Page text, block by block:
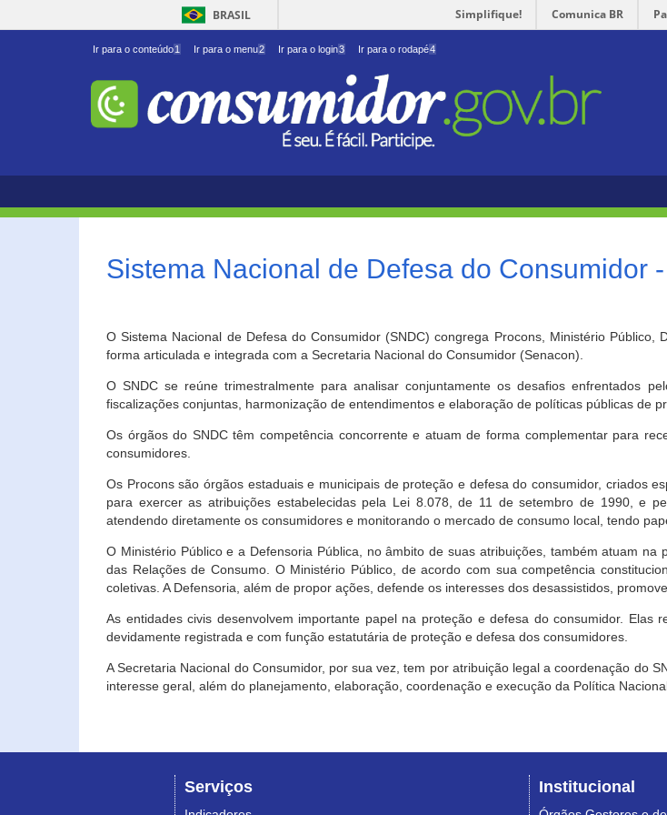
BRASIL Simplifique! Comunica BR
Ir para o conteúdo1 Ir para o menu2 Ir para o login3 Ir para o rodapé4
Sistema Nacional de Defesa do Consumidor
O Sistema Nacional de Defesa do Consumidor (SNDC) congrega Procons, Ministério
forma articulada e integrada com a Secretaria Nacional do Consumidor (Senacon).
O SNDC se reúne trimestralmente para analisar conjuntamente os desafios enfrentados
fiscalizações conjuntas, harmonização de entendimentos e elaboração de políticas públicas de
Os órgãos do SNDC têm competência concorrente e atuam de forma complementar para
consumidores.
Os Procons são órgãos estaduais e municipais de proteção e defesa do consumidor, criados
para exercer as atribuições estabelecidas pela Lei 8.078, de 11 de setembro de 1990, e
atendendo diretamente os consumidores e monitorando o mercado de consumo local, tendo
O Ministério Público e a Defensoria Pública, no âmbito de suas atribuições, também atuam
das Relações de Consumo. O Ministério Público, de acordo com sua competência
coletivas. A Defensoria, além de propor ações, defende os interesses dos desassistidos,
As entidades civis desenvolvem importante papel na proteção e defesa do consumidor.
devidamente registrada e com função estatutária de proteção e defesa dos consumidores.
A Secretaria Nacional do Consumidor, por sua vez, tem por atribuição legal a coordenação do
interesse geral, além do planejamento, elaboração, coordenação e execução da Política
Serviços Institucional